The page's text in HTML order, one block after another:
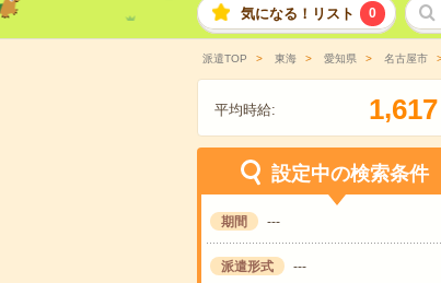
気になる！リスト 0
派遣TOP 東海 愛知県 名古屋市
平均時給: 1,617
設定中の検索条件
期間 ---
派遣形式 ---